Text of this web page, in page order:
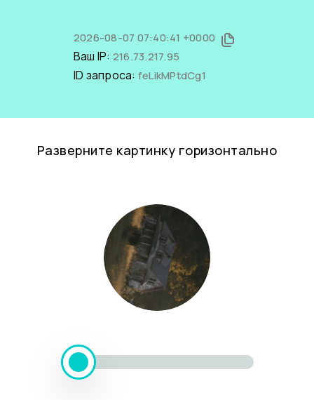
2026-08-07 07:40:41 +0000
Ваш IP: 216.73.217.95
ID запроса: feLikMPtdCg1
Разверните картинку горизонтально